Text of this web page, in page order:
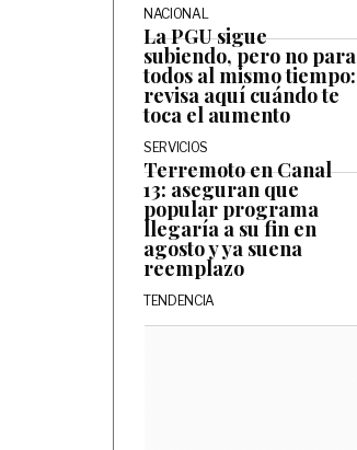
NACIONAL
La PGU sigue
subiendo, pero no para
todos al mismo tiempo:
revisa aquí cuándo te
toca el aumento
SERVICIOS
Terremoto en Canal
13: aseguran que
popular programa
llegaría a su fin en
agosto y ya suena
reemplazo
TENDENCIA